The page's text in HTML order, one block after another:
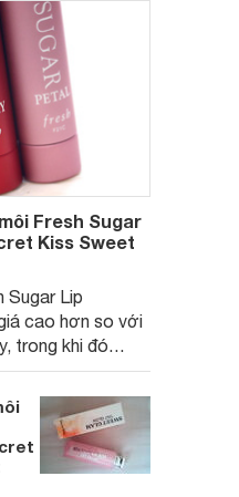
Fresh Sugar
Kiss Sweet
Sugar Lip
cao hơn so với
trong khi đó
Tint Glow lại là
của thỏi son nổi
Bạn sẽ lựa chọn